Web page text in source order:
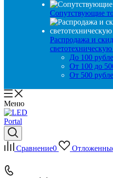
Сопутствующие
Распродажа и
До 100
От 100 до
От 500
Меню
Сравнение0